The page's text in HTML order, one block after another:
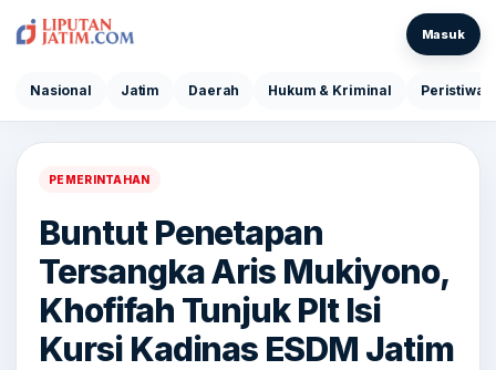
Nasional Jatim Daerah Hukum & Kriminal Peristiwa
Masuk
PEMERINTAHAN
Buntut Penetapan
Tersangka Aris Mukiyono,
Khofifah Tunjuk Plt Isi
Kursi Kadinas ESDM Jatim